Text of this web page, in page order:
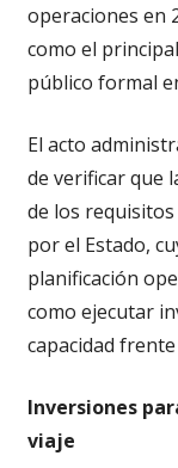
operaciones en
como el
público formal
El acto
de verificar que
de los
por el Estado,
planificación
como ejecutar
capacidad
Inversiones
viaje